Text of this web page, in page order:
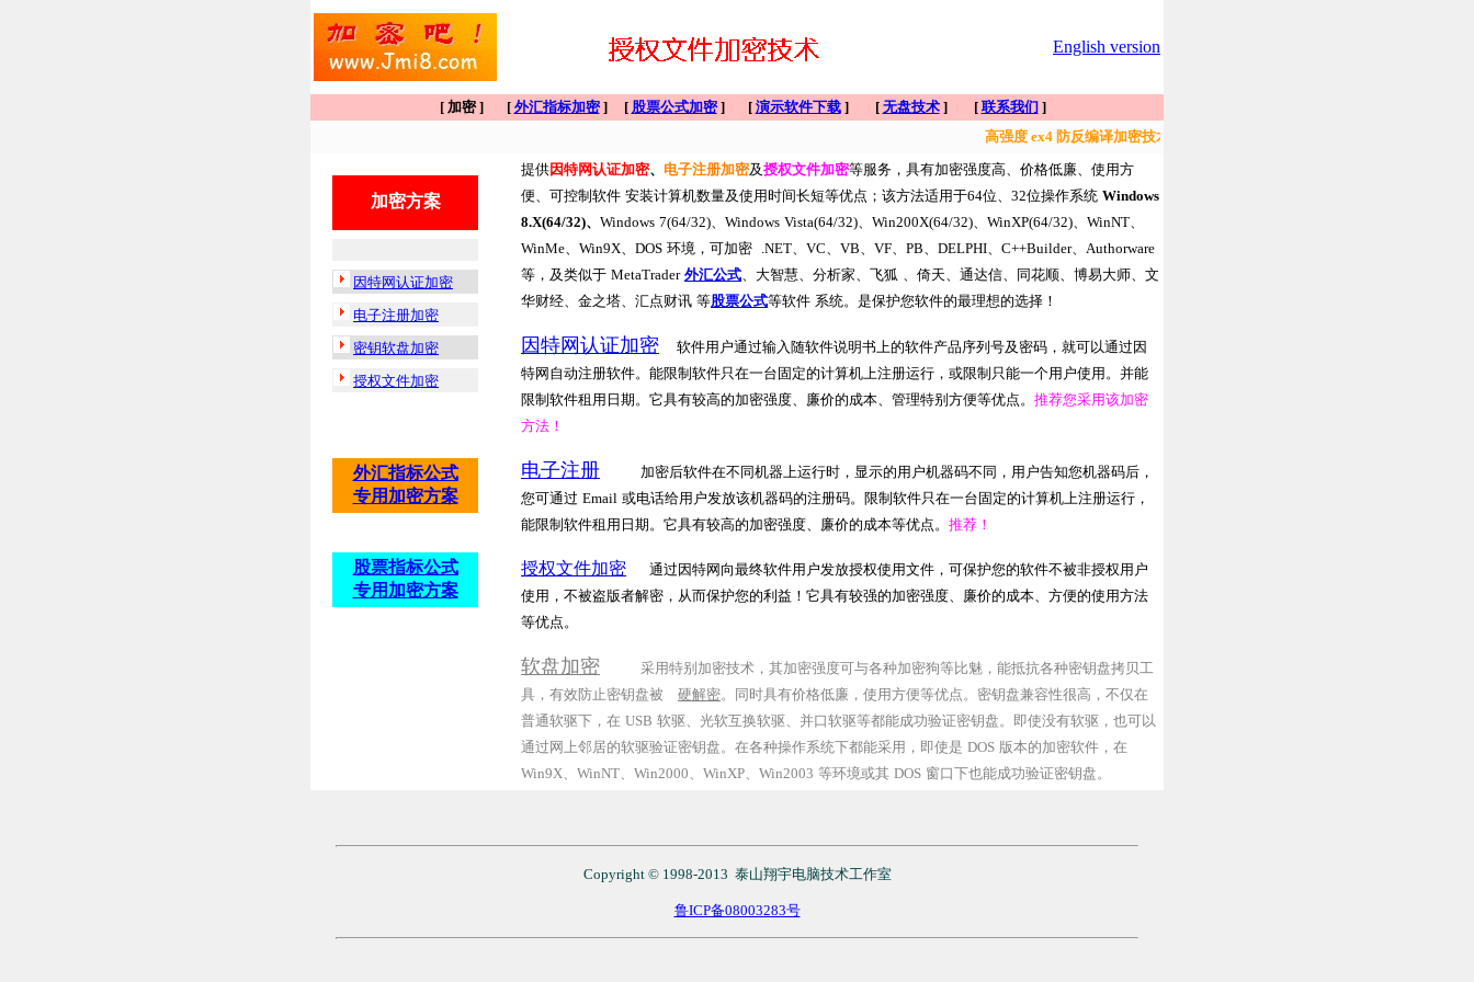
English version
[ 加密 ] [ 外汇指标加密] [ 股票公式加密] [ 演示软件下载 ] [ 无盘技术] [ 联系我们 ]
高强度 ex4 防反编译加密技术，操作简单，更安全！ 信息发布可以单独给某个
加密方案
因特网认证加密
电子注册加密
密钥软盘加密
授权文件加密
外汇指标公式
专用加密方案
股票指标公式
专用加密方案
提供因特网认证加密、 电子注册加密及授权文件加密等服务，具有加密强度高、价格低廉、使用方
便、可控制软件 安装计算机数量及使用时间长短等优点；该方法适用于64位、32位操作系统 Windows
8.X(64/32)、 Windows 7(64/32)、Windows Vista(64/32)、Win200X(64/32)、 WinXP(64/32)、 WinNT、
WinMe、 Win9X、 DOS 环境，可加密 .NET、VC、VB、VF、PB、DELPHI、C++Builder、Authorware
等，及类似于 MetaTrader 外汇公式、大智慧、分析家、飞狐 、倚天、通达信、同花顺、博易大师、文
华财经、金之塔、汇点财讯 等股票公式等软件 系统。是保护您软件的最理想的选择！
因特网认证加密
软件用户通过输入随软件说明书上的软件产品序列号及密码，就可以通过因
特网自动注册软件。能限制软件只在一台固定的计算机上注册运行，或限制只能一个用户使用。并能
限制软件租用日期。它具有较高的加密强度、廉价的成本、管理特别方便等优点。 推荐您采用该加密
方法！
电子注册
加密后软件在不同机器上运行时，显示的用户机器码不同，用户告知您机器码后，
您可通过 Email 或电话给用户发放该机器码的注册码。限制软件只在一台固定的计算机上注册运行，
能限制软件租用日期。它具有较高的加密强度、廉价的成本等优点。 推荐！
授权文件加密
通过因特网向最终软件用户发放授权使用文件，可保护您的软件不被非授权用户
使用，不被盗版者解密，从而保护您的利益！它具有较强的加密强度、廉价的成本、方便的使用方法
等优点。
软盘加密
采用特别加密技术，其加密强度可与各种加密狗等比魅，能抵抗各种密钥盘拷贝工
具，有效防止密钥盘被 硬解密。同时具有价格低廉，使用方便等优点。密钥盘兼容性很高，不仅在
普通软驱下，在 USB 软驱、光软互换软驱、并口软驱等都能成功验证密钥盘。即使没有软驱，也可以
通过网上邻居的软驱验证密钥盘。在各种操作系统下都能采用，即使是 DOS 版本的加密软件，在
Win9X、WinNT、Win2000、WinXP、Win2003 等环境或其 DOS 窗口下也能成功验证密钥盘。
Copyright © 1998-2013 泰山翔宇电脑技术工作室
鲁ICP备08003283号